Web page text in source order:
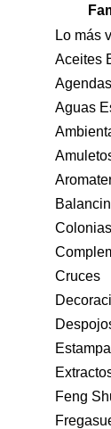
Lo más
Aceites
Aguas
Cruces
Feng